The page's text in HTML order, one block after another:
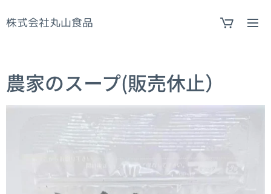
株式会社丸山食品
農家のスープ(販売休止）